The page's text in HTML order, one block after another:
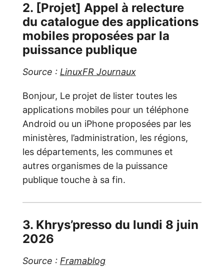
2. [Projet] Appel à relecture
du catalogue des applications
mobiles proposées par la
puissance publique
Source : LinuxFR Journaux
Bonjour, Le projet de lister toutes les
applications mobiles pour un téléphone
Android ou un iPhone proposées par les
ministères, l’administration, les régions,
les départements, les communes et
autres organismes de la puissance
publique touche à sa fin.
3. Khrys’presso du lundi 8 juin
2026
Source : Framablog